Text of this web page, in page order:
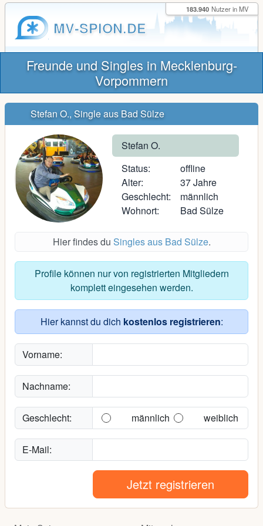
MV-SPION.DE
183.940 Nutzer in MV
Freunde und Singles in Mecklenburg-
Vorpommern
Stefan O., Single aus Bad Sülze
Stefan O.
Status:
offline
Alter:
37 Jahre
Geschlecht:
männlich
Wohnort:
Bad Sülze
Hier findes du Singles aus Bad Sülze.
Profile können nur von registrierten Mitgliedern
komplett eingesehen werden.
Hier kannst du dich kostenlos registrieren:
Vorname:
Nachname:
Geschlecht: männlich weiblich
E-Mail:
Jetzt registrieren